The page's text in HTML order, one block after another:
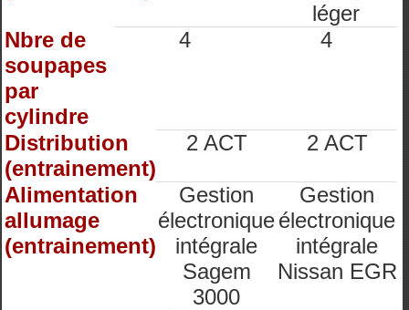
léger
Nbre de
soupapes
par
cylindre
4 4
Distribution
(entrainement)
2 ACT 2 ACT
Alimentation
allumage
(entrainement)
Gestion
électronique
intégrale
Sagem
3000
Gestion
électronique
intégrale
Nissan EGR